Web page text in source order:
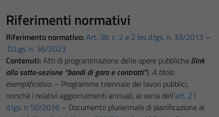
Riferimenti normativi
Riferimento normativo: Art. 38, c. 2 e 2 bis d.lgs. n. 33/2013 –
D.Lgs. n. 36/2023
Contenuti: Atti di programmazione delle opere pubbliche (link
alla sotto-sezione “bandi di gara e contratti”). A titolo
esemplificativo:– Programma triennale dei lavori pubblici,
nonchè i relativi aggiornamenti annuali, ai sensi dell’art. 21
d.lgs. n 50/2016 – Documento pluriennale di pianificazione ai